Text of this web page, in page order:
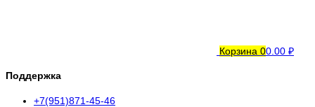
Корзина 00.00 ₽
Поддержка
+7(951)871-45-46